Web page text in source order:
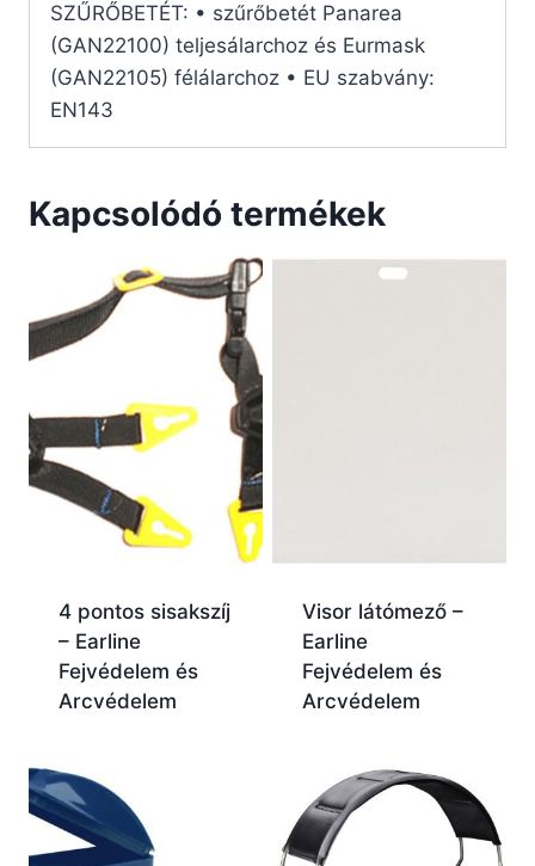
SZŰRŐBETÉT: • szűrőbetét Panarea
(GAN22100) teljesálarchoz és Eurmask
(GAN22105) félálarchoz • EU szabvány:
EN143
Kapcsolódó termékek
4 pontos sisakszíj
– Earline
Fejvédelem és
Arcvédelem
Visor látómező –
Earline
Fejvédelem és
Arcvédelem